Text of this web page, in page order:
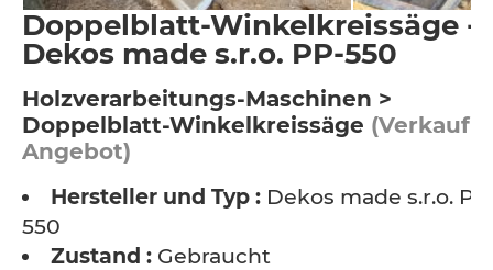
Doppelblatt-Winkelkreissäge -
Dekos made s.r.o. PP-550
Holzverarbeitungs-Maschinen >
Doppelblatt-Winkelkreissäge (Verkauf /
Angebot)
Hersteller und Typ : Dekos made s.r.o.
550
Zustand : Gebraucht